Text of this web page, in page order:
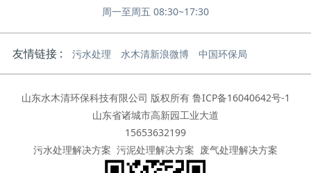
周一至周五 08:30~17:30
友情链接 : 污水处理 水木清新浪微博 中国环保局
山东水木清环保科技有限公司 版权所有 鲁ICP备16040642号-1
山东省诸城市高新园工业大道
15653632199
污水处理解决方案 污泥处理解决方案 废气处理解决方案